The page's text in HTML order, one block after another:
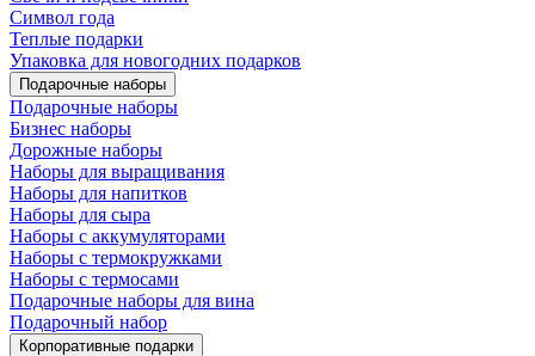
Символ года
Теплые подарки
Упаковка для новогодних подарков
Подарочные наборы
Подарочные наборы
Бизнес наборы
Дорожные наборы
Наборы для выращивания
Наборы для напитков
Наборы для сыра
Наборы с аккумуляторами
Наборы с термокружками
Наборы с термосами
Подарочные наборы для вина
Подарочный набор
Корпоративные подарки